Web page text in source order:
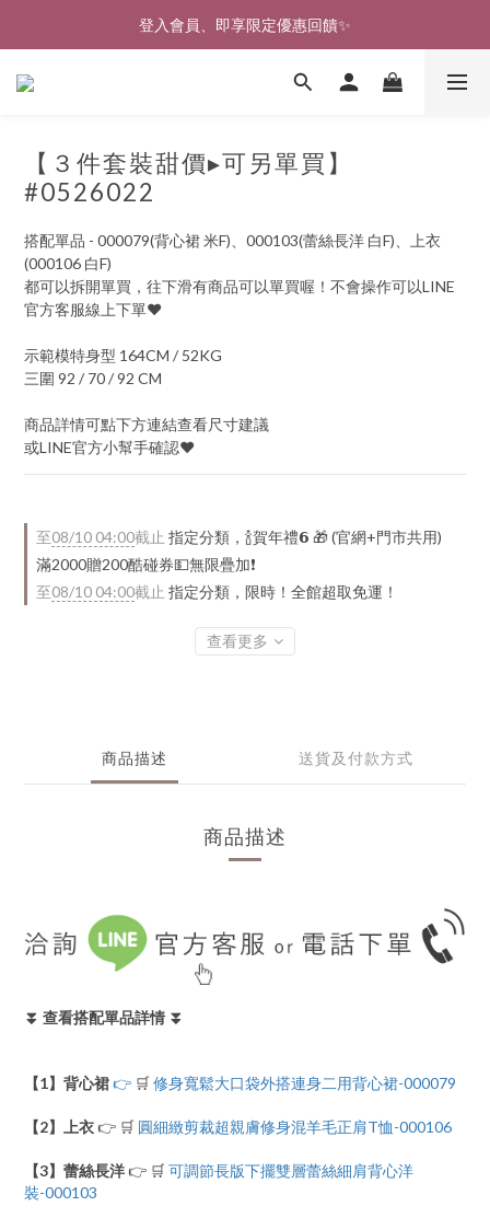
🎉新北淡水實體門市🤗歡迎蒞臨試穿🎉
登入會員、即享限定優惠回饋✨
🎉新北淡水實體門市🤗歡迎蒞臨試穿🎉
【３件套裝甜價▸可另單買】
#0526022
搭配單品 - 000079(背心裙 米F)、000103(蕾絲長洋 白F)、上衣
(000106 白F)
都可以拆開單買，往下滑有商品可以單買喔！不會操作可以LINE
官方客服線上下單♥
示範模特身型 164CM / 52KG
三圍 92 / 70 / 92 CM
商品詳情可點下方連結查看尺寸建議
或LINE官方小幫手確認♥
至08/10 04:00截止 指定分類，🍾賀年禮️𝟲 🎁 (官網+門市共用)
滿2000贈200酷碰券💵無限疊加❗
至08/10 04:00截止 指定分類，限時！全館超取免運！
查看更多
商品描述 送貨及付款方式
商品描述
⏬ 查看搭配單品詳情 ⏬
【1】背心裙👉 🛒 修身寬鬆大口袋外搭連身二用背心裙-000079
【2】上衣👉 🛒 圓細緻剪裁超親膚修身混羊毛正肩T恤-000106
【3】蕾絲長洋👉 🛒 可調節長版下擺雙層蕾絲細肩背心洋
裝-000103